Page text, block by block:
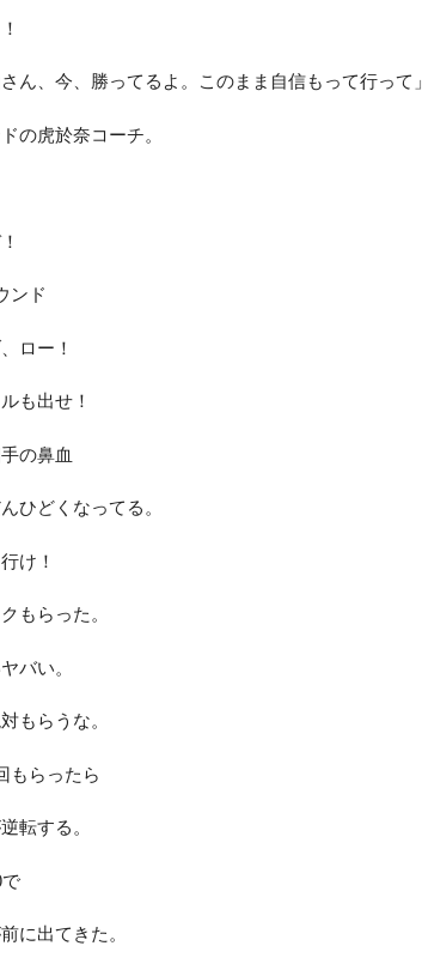
さん、今、勝ってるよ。このまま自信もって行って」
の虎於奈コーチ。
ンド
ロー！
も出せ！
の鼻血
ひどくなってる。
け！
もらった。
バい。
もらうな。
もらったら
転する。
に出てきた。